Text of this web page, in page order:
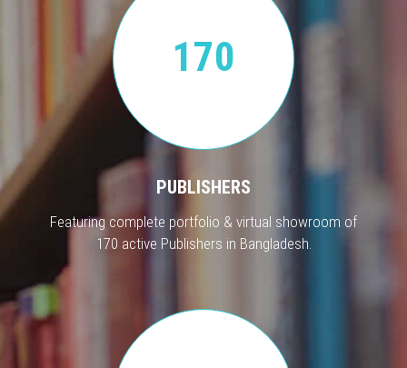
170
PUBLISHERS
Featuring complete portfolio & virtual showroom of
170 active Publishers in Bangladesh.